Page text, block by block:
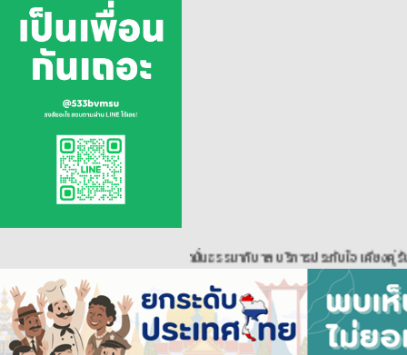
..::::ยึดมั่นธรรมาภิบาล บริการประทับใจ เคียงคู่รับใช้ ใส่ใ